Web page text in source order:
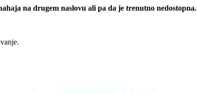
na drugem naslovu ali pa da je trenutno nedostopna.